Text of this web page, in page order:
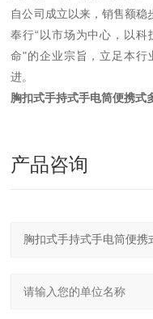
自公司成立以来，销售额稳
奉行“以市场为中心，以
命"的企业宗旨，立足本行
进。
胸扣式手持式手电筒便携式
产品咨询